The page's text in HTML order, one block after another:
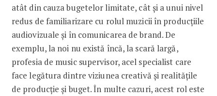
atât din cauza bugetelor limitate, cât și a unui nivel
redus de familiarizare cu rolul muzicii în producțiile
audiovizuale și în comunicarea de brand. De
exemplu, la noi nu există încă, la scară largă,
profesia de music supervisor, acel specialist care
face legătura dintre viziunea creativă și realitățile
de producție și buget. În multe cazuri, acest rol este